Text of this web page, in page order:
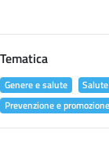
Tematica
Genere e salute
Prevenzione e